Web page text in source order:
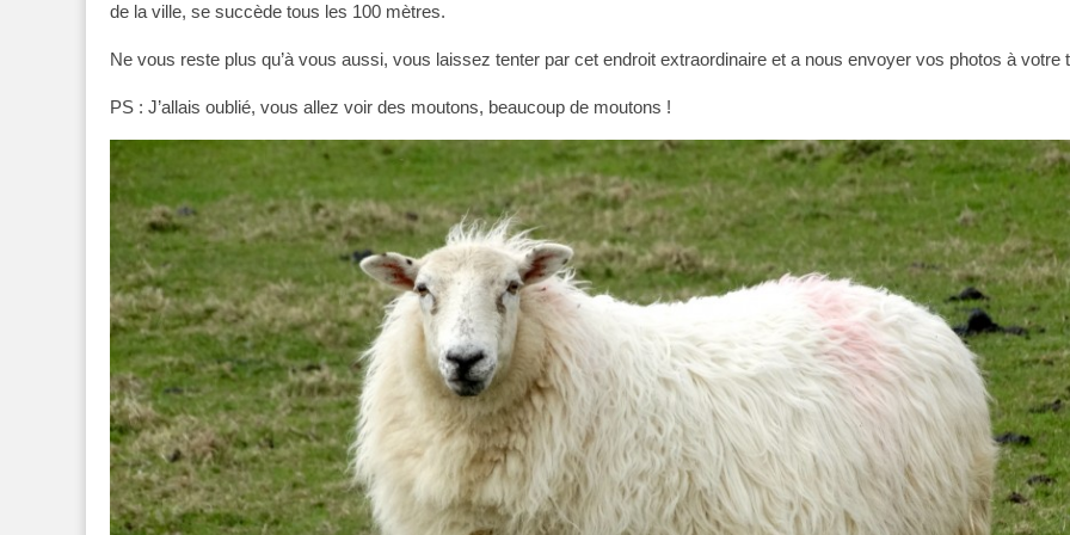
de la ville, se succède tous les 100 mètres.
Ne vous reste plus qu’à vous aussi, vous laissez tenter par cet endroit extraordinaire et a nous envoyer vos photos à votre
PS : J’allais oublié, vous allez voir des moutons, beaucoup de moutons !